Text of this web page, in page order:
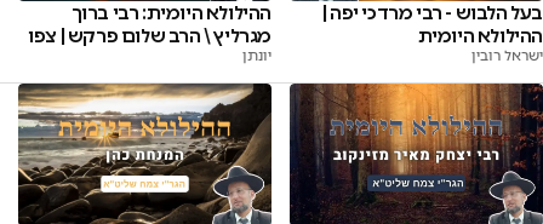
בעל הלבוש - רבי מרדכי יפה |
ההילולא היומית
ישראל רובין
ההילולא היומית: רבי ברוך
מגרליץ \ הרב שלום פרקש | צפו
יונתן